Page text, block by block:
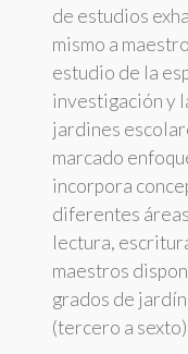
de estudios
mismo a
estudio de la
investigación y
jardines
marcado
incorpora
diferentes
lectura,
maestros
grados de
(tercero a